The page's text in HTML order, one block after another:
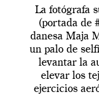
La fotógrafa
(portada de
danesa Maja
un palo de
levantar la
elevar los
ejercicios